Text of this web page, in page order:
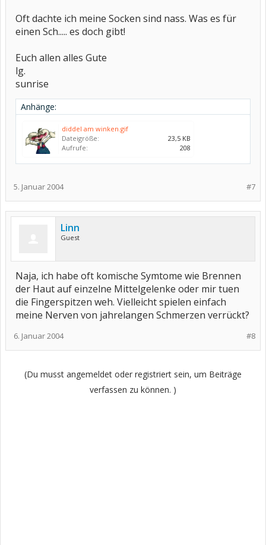
Oft dachte ich meine Socken sind nass. Was es für
einen Sch..... es doch gibt!
Euch allen alles Gute
lg.
sunrise
Anhänge:
diddel am winken.gif
Dateigröße:
23,5 KB
Aufrufe:
208
#7
5. Januar 2004
Linn
Guest
Naja, ich habe oft komische Symtome wie Brennen
der Haut auf einzelne Mittelgelenke oder mir tuen
die Fingerspitzen weh. Vielleicht spielen einfach
meine Nerven von jahrelangen Schmerzen verrückt?
#8
6. Januar 2004
(Du musst angemeldet oder registriert sein, um Beiträge
verfassen zu können. )